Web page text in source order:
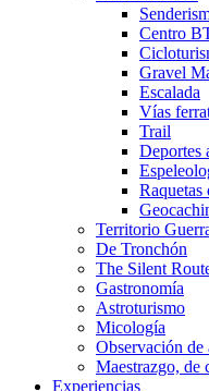
Centro
Gravel
Escalada
Vías
Trail
Deportes
Raquetas
Territorio
De Tronchón
The Silent
Gastronomía
Astroturismo
Micología
Observación de
Maestrazgo, de
Experiencias